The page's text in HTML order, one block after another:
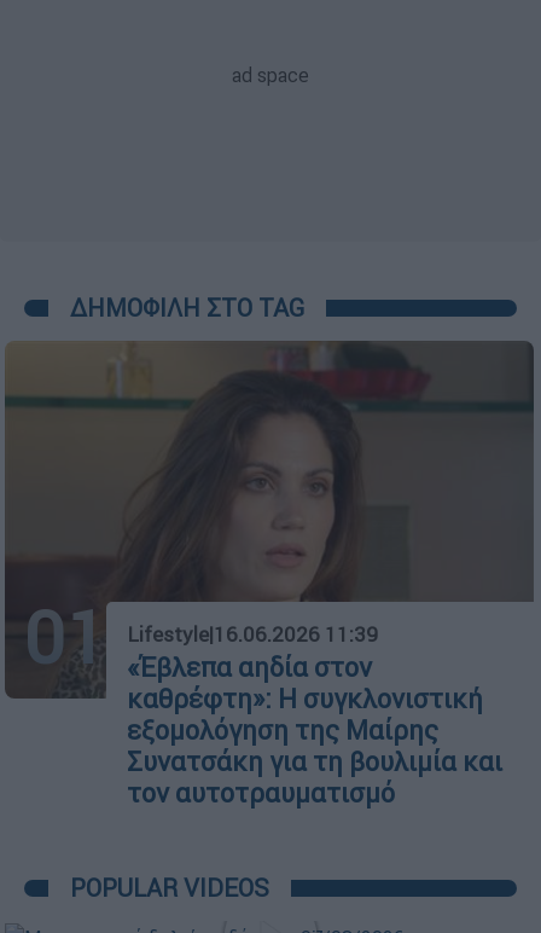
ΔΗΜΟΦΙΛΗ ΣΤΟ TAG
01 Lifestyle|16.06.2026 11:39
«Έβλεπα αηδία στον
καθρέφτη»: Η συγκλονιστική
εξομολόγηση της Μαίρης
Συνατσάκη για τη βουλιμία και
τον αυτοτραυματισμό
POPULAR VIDEOS